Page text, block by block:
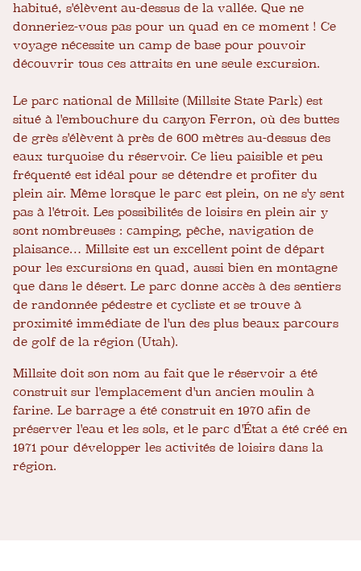
habitué, s'élèvent au-dessus de la vallée. Que ne
donneriez-vous pas pour un quad en ce moment ! Ce
voyage nécessite un camp de base pour pouvoir
découvrir tous ces attraits en une seule excursion.
Le parc national de Millsite (Millsite State Park) est
situé à l'embouchure du canyon Ferron, où des buttes
de grès s'élèvent à près de 600 mètres au-dessus des
eaux turquoise du réservoir. Ce lieu paisible et peu
fréquenté est idéal pour se détendre et profiter du
plein air. Même lorsque le parc est plein, on ne s'y sent
pas à l'étroit. Les possibilités de loisirs en plein air y
sont nombreuses : camping, pêche, navigation de
plaisance… Millsite est un excellent point de départ
pour les excursions en quad, aussi bien en montagne
que dans le désert. Le parc donne accès à des sentiers
de randonnée pédestre et cycliste et se trouve à
proximité immédiate de l'un des plus beaux parcours
de golf de la région (Utah).
Millsite doit son nom au fait que le réservoir a été
construit sur l'emplacement d'un ancien moulin à
farine. Le barrage a été construit en 1970 afin de
préserver l'eau et les sols, et le parc d'État a été créé en
1971 pour développer les activités de loisirs dans la
région.